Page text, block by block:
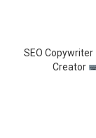
SEO Copywriter
Creator